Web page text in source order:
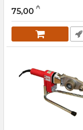
12018538
75,00 ₼